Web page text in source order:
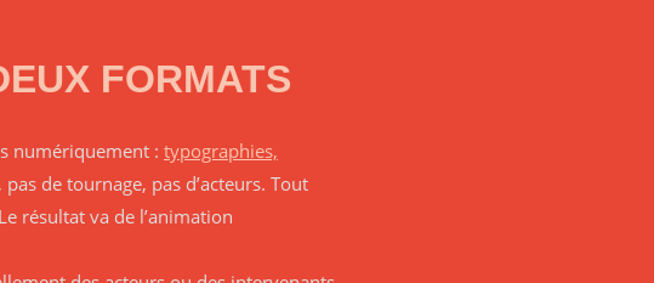
FORMATS
numériquement : typographies,
de tournage, pas d’acteurs. Tout
résultat va de l’animation